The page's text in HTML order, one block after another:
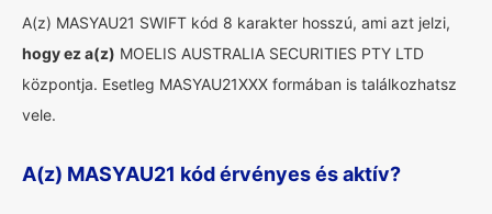
A(z) MASYAU21 SWIFT kód 8 karakter hosszú, ami azt jelzi,
hogy ez a(z) MOELIS AUSTRALIA SECURITIES PTY LTD
központja. Esetleg MASYAU21XXX formában is találkozhatsz
vele.
A(z) MASYAU21 kód érvényes és aktív?